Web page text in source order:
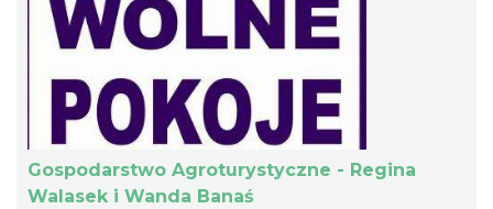
Gospodarstwo Agroturystyczne - Regina
Walasek i Wanda Banaś